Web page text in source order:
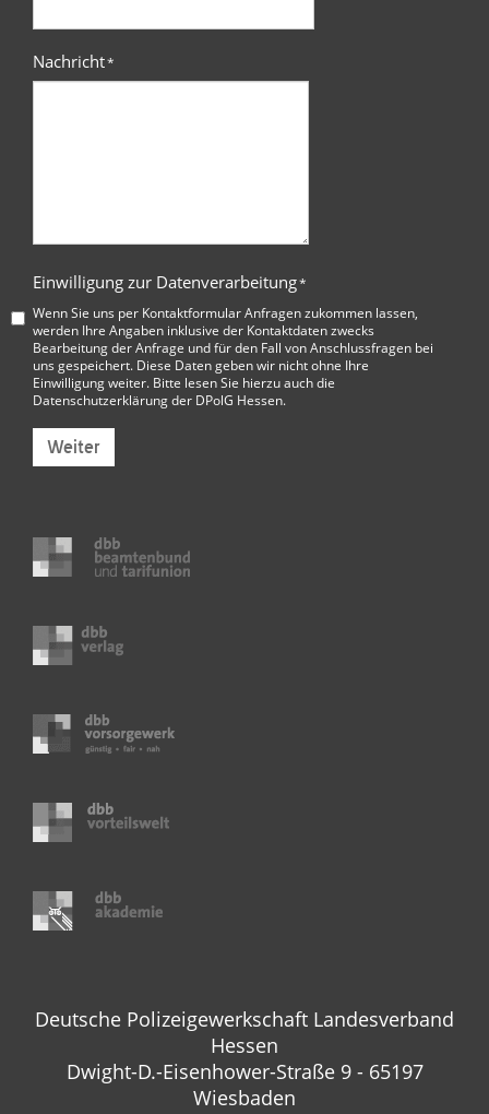
Nachricht*
Einwilligung zur Datenverarbeitung*
Wenn Sie uns per Kontaktformular Anfragen zukommen lassen,
werden Ihre Angaben inklusive der Kontaktdaten zwecks
Bearbeitung der Anfrage und für den Fall von Anschlussfragen bei
uns gespeichert. Diese Daten geben wir nicht ohne Ihre
Einwilligung weiter. Bitte lesen Sie hierzu auch die
Datenschutzerklärung der DPolG Hessen.
Weiter
Deutsche Polizeigewerkschaft Landesverband
Hessen
Dwight-D.-Eisenhower-Straße 9 - 65197
Wiesbaden